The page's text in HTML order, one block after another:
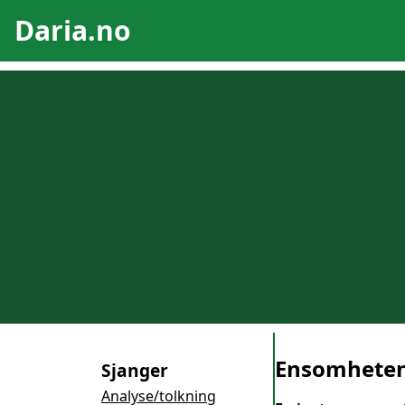
Daria.no
Sjanger
Analyse/tolkning